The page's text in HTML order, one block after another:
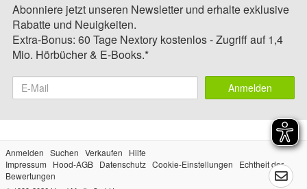
Abonniere jetzt unseren Newsletter und erhalte exklusive
Rabatte und Neuigkeiten.
Extra-Bonus: 60 Tage Nextory kostenlos - Zugriff auf 1,4
Mio. Hörbücher & E-Books.*
Anmelden
Anmelden Suchen Verkaufen
Hilfe
Impressum
Hood-AGB Datenschutz Cookie-Einstellungen
Echtheit der
Bewertungen